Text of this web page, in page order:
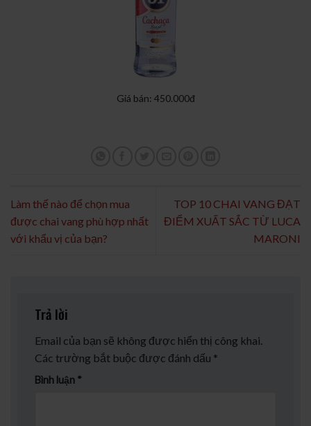
Giá bán: 450.000đ
Làm thế nào để chọn mua
được chai vang phù hợp nhất
với khẩu vị của bạn?
TOP 10 CHAI VANG ĐẠT
ĐIỂM XUẤT SẮC TỪ LUCA
MARONI
Trả lời
Email của bạn sẽ không được hiển thị công khai.
Các trường bắt buộc được đánh dấu *
Bình luận *